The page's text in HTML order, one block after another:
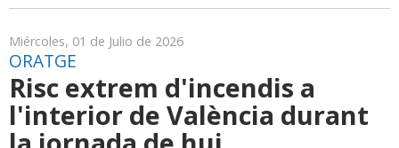
Miércoles, 01 de Julio de 2026
ORATGE
Risc extrem d'incendis a
l'interior de València durant